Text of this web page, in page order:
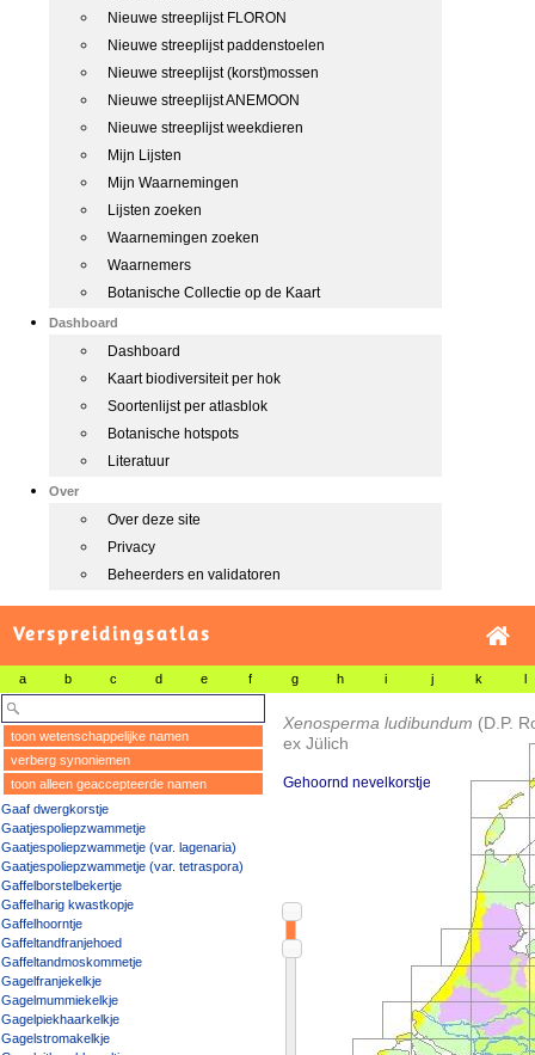
Nieuwe streeplijst FLORON
Nieuwe streeplijst paddenstoelen
Nieuwe streeplijst (korst)mossen
Nieuwe streeplijst ANEMOON
Nieuwe streeplijst weekdieren
Mijn Lijsten
Mijn Waarnemingen
Lijsten zoeken
Waarnemingen zoeken
Waarnemers
Botanische Collectie op de Kaart
Dashboard
Dashboard
Kaart biodiversiteit per hok
Soortenlijst per atlasblok
Botanische hotspots
Literatuur
Over
Over deze site
Privacy
Beheerders en validatoren
Verspreidingsatlas
a b c d e f g h i j k l
toon wetenschappelijke namen
verberg synoniemen
toon alleen geaccepteerde namen
Gaaf dwergkorstje
Gaatjespoliepzwammetje
Gaatjespoliepzwammetje (var. lagenaria)
Gaatjespoliepzwammetje (var. tetraspora)
Gaffelborstelbekertje
Gaffelharig kwastkopje
Gaffelhoorntje
Gaffeltandfranjehoed
Gaffeltandmoskommetje
Gagelfranjekelkje
Gagelmummiekelkje
Gagelpiekhaarkelkje
Gagelstromakelkje
Xenosperma ludibundum (D.P.
ex Jülich
Gehoornd nevelkorstje